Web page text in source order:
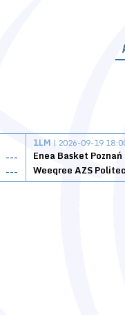
---
---
1LM | 2026-09-19
Enea Basket Poznań